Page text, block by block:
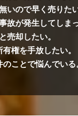
いので早く売りたい
故が発生してしまっ
売却したい。
権を手放したい。
ことで悩んでいる